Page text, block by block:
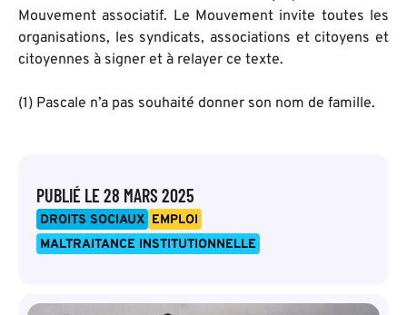
PUBLIÉ LE 28 MARS 2025
DROITS SOCIAUX EMPLOI
MALTRAITANCE INSTITUTIONNELLE
Mouvement associatif. Le Mouvement invite toutes les
organisations, les syndicats, associations et citoyens et
citoyennes à signer et à relayer ce texte.
(1) Pascale n’a pas souhaité donner son nom de famille.